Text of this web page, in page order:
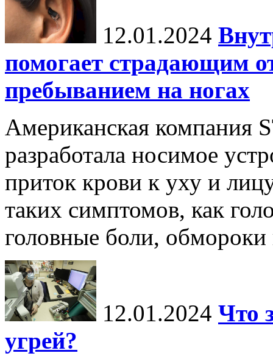
12.01.2024
помогает страдающим
пребыванием на ногах
Американская компания
разработала носимое
приток крови к уху и
таких симптомов, как
головные боли, обмороки
12.01.2024 Что
угрей?